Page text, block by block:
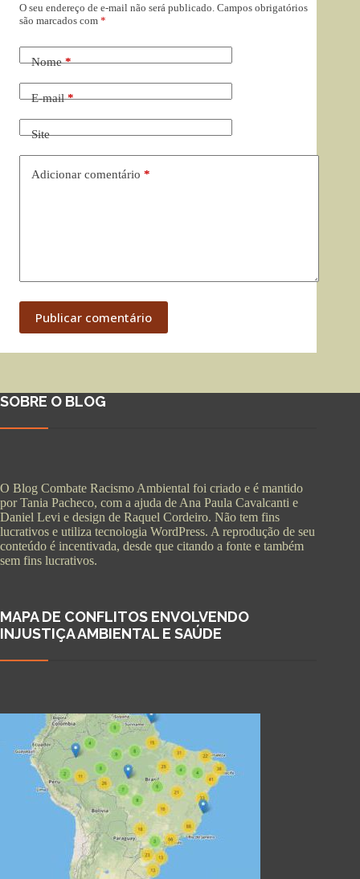
O seu endereço de e-mail não será publicado. Campos obrigatórios
são marcados com *
Nome*
E-mail*
Site
Adicionar comentário *
Publicar comentário
SOBRE O BLOG
O Blog Combate Racismo Ambiental foi criado e é mantido
por Tania Pacheco, com a ajuda de Ana Paula Cavalcanti e
Daniel Levi e design de Raquel Cordeiro. Não tem fins
lucrativos e utiliza tecnologia WordPress. A reprodução de seu
conteúdo é incentivada, desde que citando a fonte e também
sem fins lucrativos.
MAPA DE CONFLITOS ENVOLVENDO
INJUSTIÇA AMBIENTAL E SAÚDE